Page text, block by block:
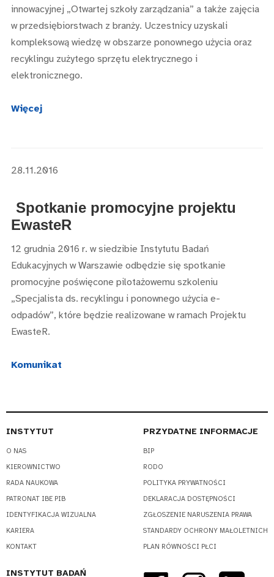
innowacyjnej „Otwartej szkoły zarządzania” a także zajęcia
w przedsiębiorstwach z branży. Uczestnicy uzyskali
kompleksową wiedzę w obszarze ponownego użycia oraz
recyklingu zużytego sprzętu elektrycznego i
elektronicznego.
Więcej
28.11.2016
Spotkanie promocyjne projektu
EwasteR
12 grudnia 2016 r. w siedzibie Instytutu Badań
Edukacyjnych w Warszawie odbędzie się spotkanie
promocyjne poświęcone pilotażowemu szkoleniu
„Specjalista ds. recyklingu i ponownego użycia e-
odpadów”, które będzie realizowane w ramach Projektu
EwasteR.
Komunikat
INSTYTUT
O NAS
KIEROWNICTWO
RADA NAUKOWA
PATRONAT IBE PIB
IDENTYFIKACJA WIZUALNA
KARIERA
KONTAKT
PRZYDATNE INFORMACJE
BIP
RODO
POLITYKA PRYWATNOŚCI
DEKLARACJA DOSTĘPNOŚCI
ZGŁOSZENIE NARUSZENIA PRAWA
STANDARDY OCHRONY MAŁOLETNICH
PLAN RÓWNOŚCI PŁCI
INSTYTUT BADAŃ